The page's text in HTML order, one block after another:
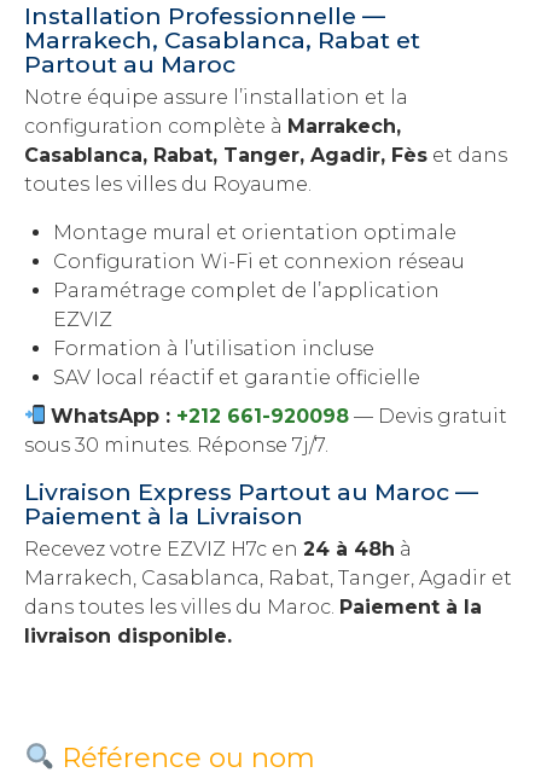
Installation Professionnelle —
Marrakech, Casablanca, Rabat et
Partout au Maroc
Notre équipe assure l’installation et la
configuration complète à Marrakech,
Casablanca, Rabat, Tanger, Agadir, Fès et dans
toutes les villes du Royaume.
Montage mural et orientation optimale
Configuration Wi-Fi et connexion réseau
Paramétrage complet de l’application
EZVIZ
Formation à l’utilisation incluse
SAV local réactif et garantie officielle
WhatsApp : +212 661-920098 — Devis gratuit
sous 30 minutes. Réponse 7j/7.
Livraison Express Partout au Maroc —
Paiement à la Livraison
Recevez votre EZVIZ H7c en 24 à 48h à
Marrakech, Casablanca, Rabat, Tanger, Agadir et
dans toutes les villes du Maroc. Paiement à la
livraison disponible.
Référence ou nom